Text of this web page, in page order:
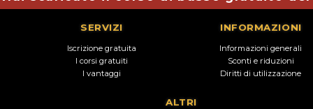
SERVIZI
Iscrizione gratuita
I corsi gratuiti
I vantaggi
INFORMAZIONI
Informazioni generali
Sconti e riduzioni
Diritti di utilizzazione
ALTRI